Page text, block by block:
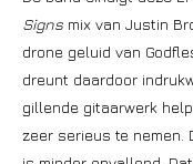
Signs mix van Justin
drone geluid van
dreunt daardoor
gillende gitaarwerk
zeer serieus te nemen.